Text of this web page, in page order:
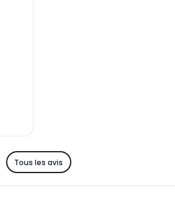
Tous les avis